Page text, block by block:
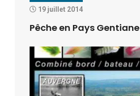
19 juillet 2014
Pêche en Pays Gentiane